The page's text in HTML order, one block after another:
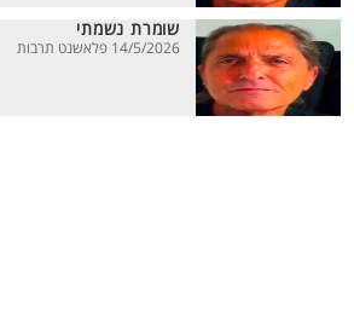
שומרת נשמתי
14/5/2026 פלאשנט תרבות